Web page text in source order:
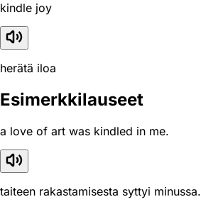
kindle joy
herätä iloa
Esimerkkilauseet
a love of art was kindled in me.
taiteen rakastamisesta syttyi minussa.